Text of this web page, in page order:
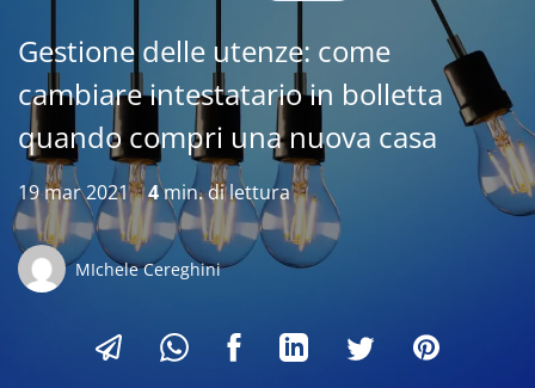
Gestione delle utenze: come
cambiare intestatario in bolletta
quando compri una nuova casa
19 mar 2021 4min. di lettura
MIchele Cereghini